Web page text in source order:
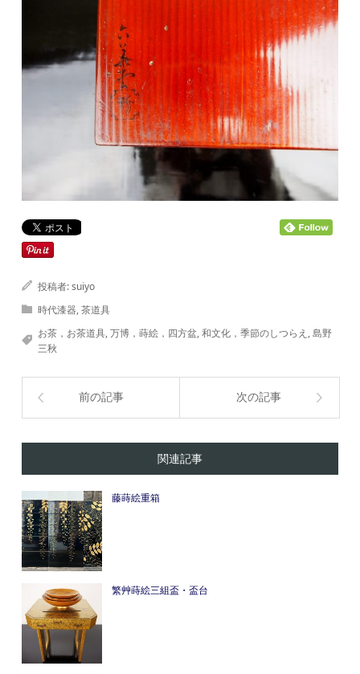
投稿者:suiyo
時代漆器,茶道具
お茶，お茶道具,万博，蒔絵，四方盆,和文化，季節のしつらえ ,島野
三秋
前の記事 次の記事
関連記事
藤蒔絵重箱
繁艸蒔絵三組盃・盃台